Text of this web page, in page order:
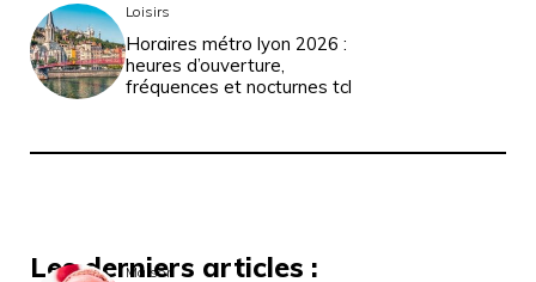
Loisirs
Horaires métro lyon 2026 :
heures d’ouverture,
fréquences et nocturnes tcl
Les derniers articles :
Maison